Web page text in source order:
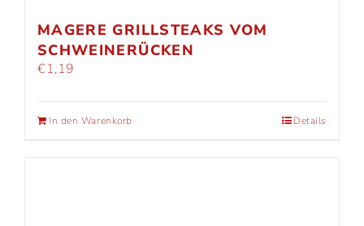
MAGERE GRILLSTEAKS VOM
SCHWEINERÜCKEN
€1,19
In den Warenkorb Details